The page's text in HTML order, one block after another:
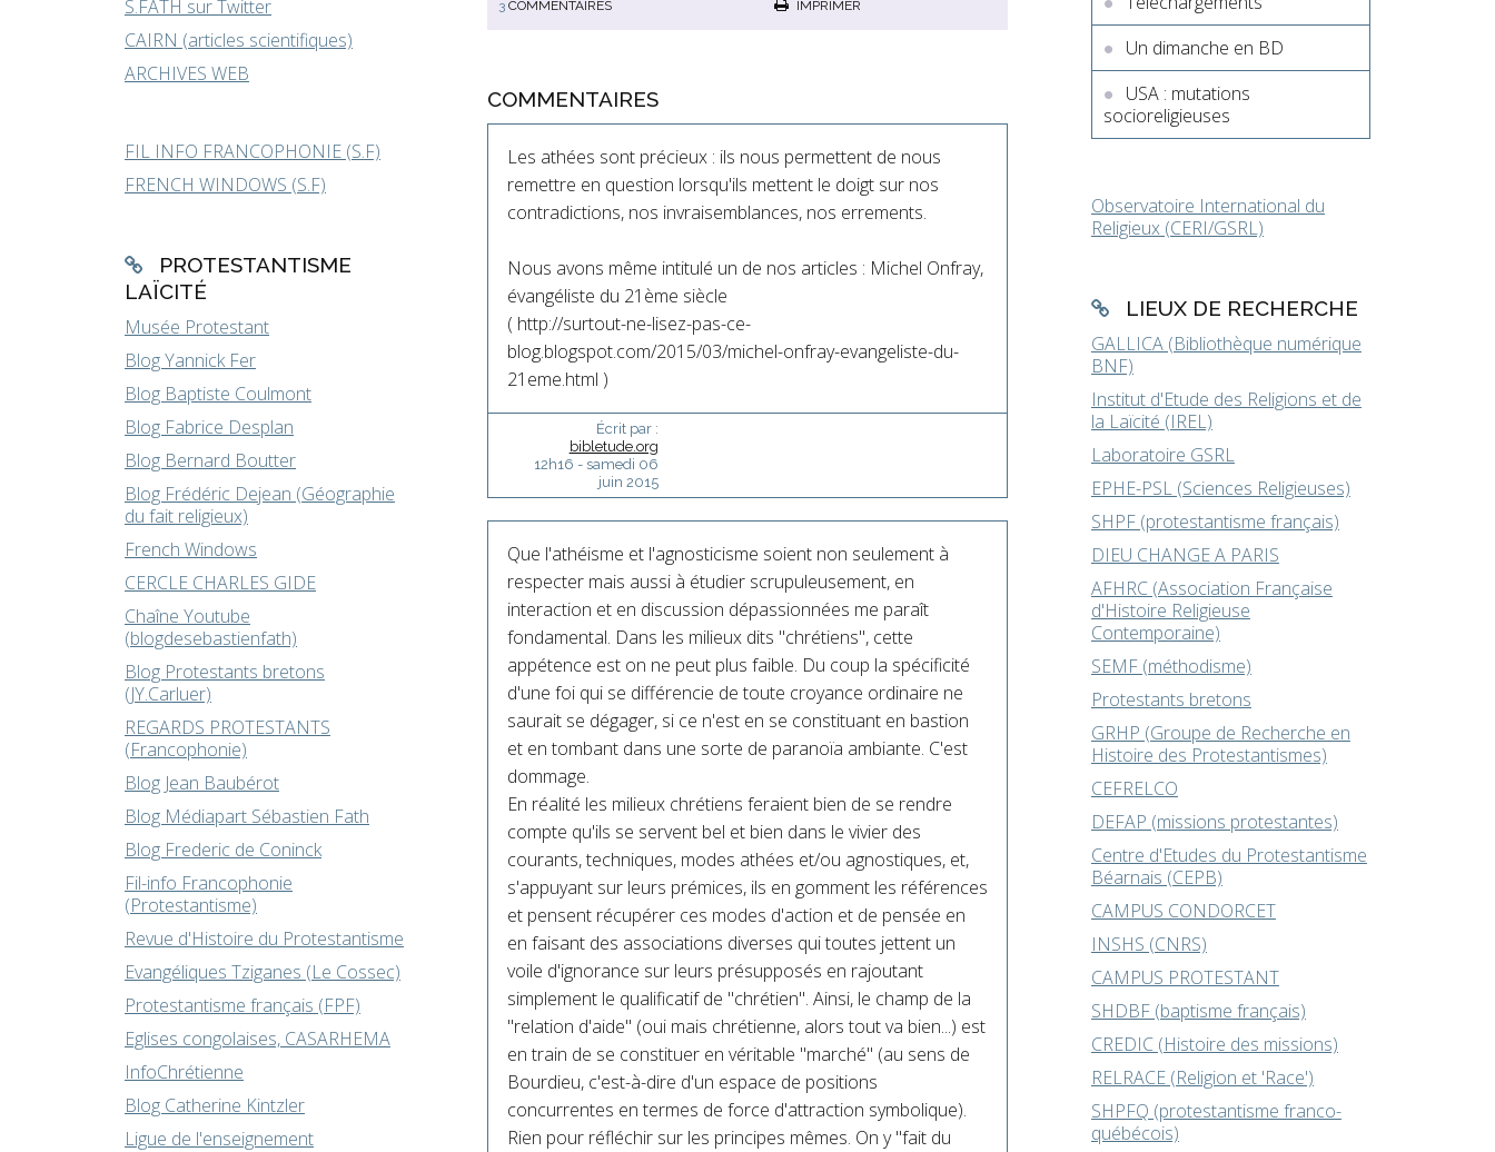
S.FATH sur Twitter
CAIRN (articles scientifiques)
ARCHIVES WEB
FIL INFO FRANCOPHONIE (S.F)
FRENCH WINDOWS (S.F)
PROTESTANTISME
LAÏCITÉ
Musée Protestant
Blog Yannick Fer
Blog Baptiste Coulmont
Blog Fabrice Desplan
Blog Bernard Boutter
Blog Frédéric Dejean (Géographie
du fait religieux)
French Windows
CERCLE CHARLES GIDE
Chaîne Youtube
(blogdesebastienfath)
Blog Protestants bretons
(JY.Carluer)
REGARDS PROTESTANTS
(Francophonie)
Blog Jean Baubérot
Blog Médiapart Sébastien Fath
Blog Frederic de Coninck
Fil-info Francophonie
(Protestantisme)
Revue d'Histoire du Protestantisme
Evangéliques Tziganes (Le Cossec)
Protestantisme français (FPF)
Eglises congolaises, CASARHEMA
InfoChrétienne
Blog Catherine Kintzler
Ligue de l'enseignement
3 COMMENTAIRES IMPRIMER
COMMENTAIRES
Les athées sont précieux : ils nous permettent de nous
remettre en question lorsqu'ils mettent le doigt sur nos
contradictions, nos invraisemblances, nos errements.
Nous avons même intitulé un de nos articles : Michel Onfray,
évangéliste du 21ème siècle
( http://surtout-ne-lisez-pas-ce-
blog.blogspot.com/2015/03/michel-onfray-evangeliste-du-
21eme.html )
Écrit par :
bibletude.org
12h16 - samedi 06
juin 2015
Que l'athéisme et l'agnosticisme soient non seulement à
respecter mais aussi à étudier scrupuleusement, en
interaction et en discussion dépassionnées me paraît
fondamental. Dans les milieux dits "chrétiens", cette
appétence est on ne peut plus faible. Du coup la spécificité
d'une foi qui se différencie de toute croyance ordinaire ne
saurait se dégager, si ce n'est en se constituant en bastion
et en tombant dans une sorte de paranoïa ambiante. C'est
dommage.
En réalité les milieux chrétiens feraient bien de se rendre
compte qu'ils se servent bel et bien dans le vivier des
courants, techniques, modes athées et/ou agnostiques, et,
s'appuyant sur leurs prémices, ils en gomment les références
et pensent récupérer ces modes d'action et de pensée en
en faisant des associations diverses qui toutes jettent un
voile d'ignorance sur leurs présupposés en rajoutant
simplement le qualificatif de "chrétien". Ainsi, le champ de la
"relation d'aide" (oui mais chrétienne, alors tout va bien...) est
en train de se constituer en véritable "marché" (au sens de
Bourdieu, c'est-à-dire d'un espace de positions
concurrentes en termes de force d'attraction symbolique).
Rien pour réfléchir sur les principes mêmes. On y "fait du
Un dimanche en BD
USA : mutations
socioreligieuses
Observatoire International du
Religieux (CERI/GSRL)
LIEUX DE RECHERCHE
GALLICA (Bibliothèque numérique
BNF)
Institut d'Etude des Religions et de
la Laïcité (IREL)
Laboratoire GSRL
EPHE-PSL (Sciences Religieuses)
SHPF (protestantisme français)
DIEU CHANGE A PARIS
AFHRC (Association Française
d'Histoire Religieuse
Contemporaine)
SEMF (méthodisme)
Protestants bretons
GRHP (Groupe de Recherche en
Histoire des Protestantismes)
CEFRELCO
DEFAP (missions protestantes)
Centre d'Etudes du Protestantisme
Béarnais (CEPB)
CAMPUS CONDORCET
INSHS (CNRS)
CAMPUS PROTESTANT
SHDBF (baptisme français)
CREDIC (Histoire des missions)
RELRACE (Religion et 'Race')
SHPFQ (protestantisme franco-
québécois)